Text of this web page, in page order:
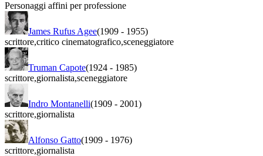
Personaggi affini per professione
James Rufus Agee(1909 - 1955)
scrittore,critico cinematografico,sceneggiatore
Truman Capote(1924 - 1985)
scrittore,giornalista,sceneggiatore
Indro Montanelli(1909 - 2001)
scrittore,giornalista
Alfonso Gatto(1909 - 1976)
scrittore,giornalista